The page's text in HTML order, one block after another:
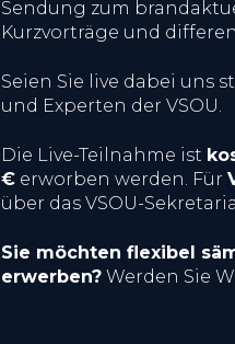
Sendung zum
Kurzvorträge und
Seien Sie live dabei uns
und Experten der VSOU.
Die Live-Teilnahme ist
€ erworben werden. Für
über das VSOU-
Sie möchten flexibel
erwerben? Werden Sie